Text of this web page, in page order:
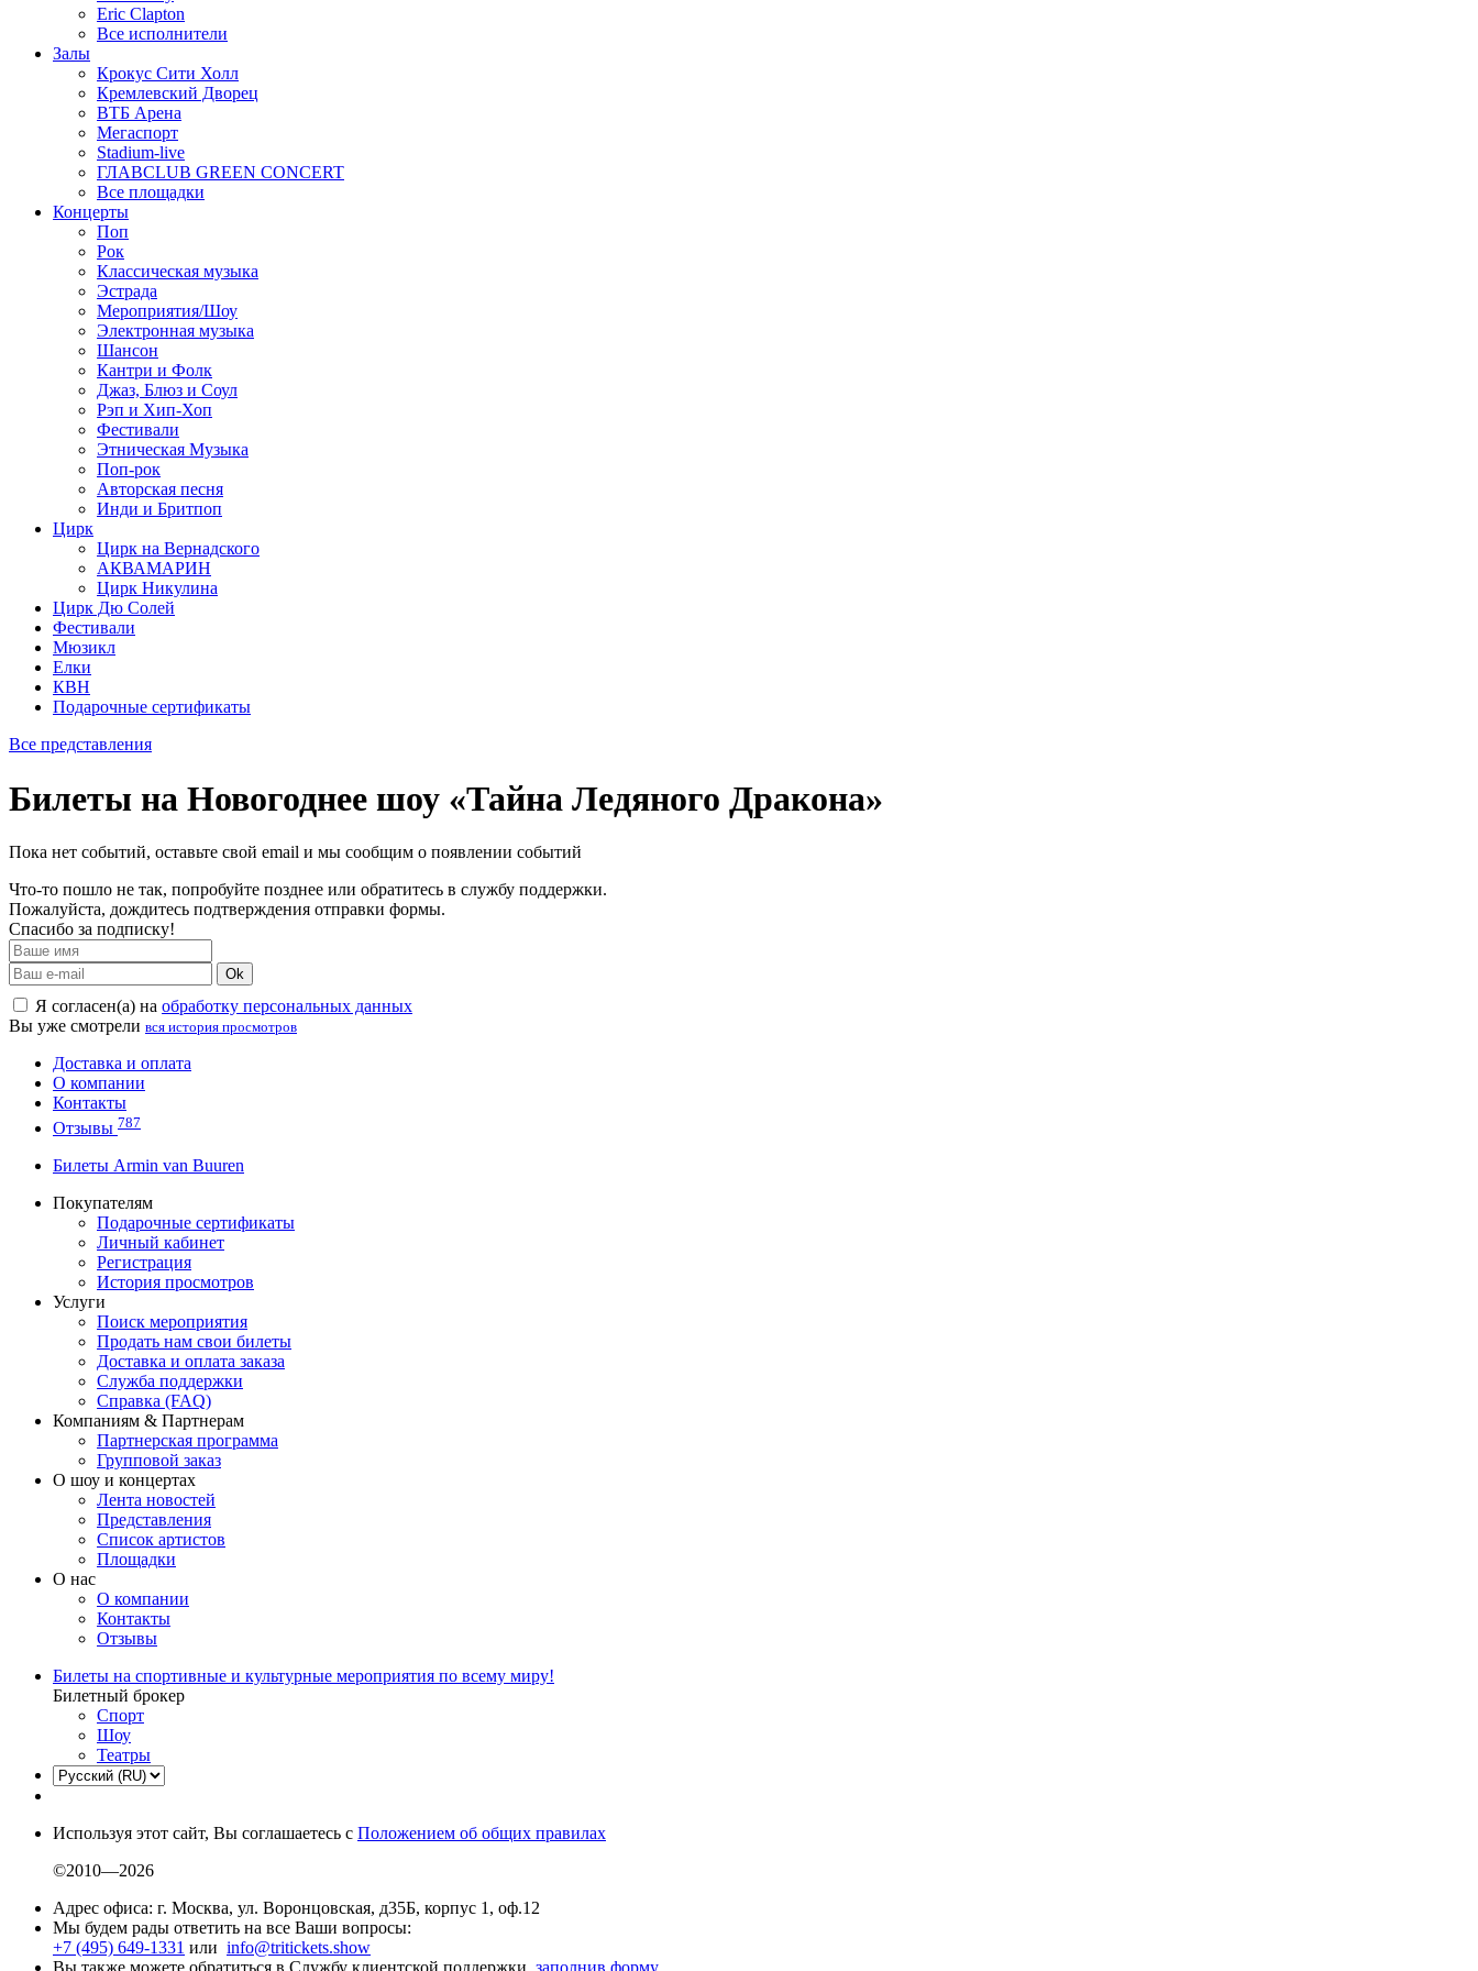
Eric Clapton
Все исполнители
Залы
Крокус Сити Холл
Кремлевский Дворец
ВТБ Арена
Мегаспорт
Stadium-live
ГЛАВCLUB GREEN CONCERT
Все площадки
Концерты
Поп
Рок
Классическая музыка
Эстрада
Мероприятия/Шоу
Электронная музыка
Шансон
Кантри и Фолк
Джаз, Блюз и Соул
Рэп и Хип-Хоп
Фестивали
Этническая Музыка
Поп-рок
Авторская песня
Инди и Бритпоп
Цирк
Цирк на Вернадского
АКВАМАРИН
Цирк Никулина
Цирк Дю Солей
Фестивали
Мюзикл
Елки
КВН
Подарочные сертификаты
Все представления
Билеты на Новогоднее шоу «Тайна Ледяного Дракона»
Пока нет событий, оставьте свой email и мы сообщим о появлении событий
Что-то пошло не так, попробуйте позднее или обратитесь в службу поддержки.
Пожалуйста, дождитесь подтверждения отправки формы.
Спасибо за подписку!
Ok
Я согласен(а) на обработку персональных данных
Вы уже смотрели вся история просмотров
Доставка и оплата
О компании
Контакты
Отзывы 787
Билеты Armin van Buuren
Покупателям
Подарочные сертификаты
Личный кабинет
Регистрация
История просмотров
Услуги
Поиск мероприятия
Продать нам свои билеты
Доставка и оплата заказа
Служба поддержки
Справка (FAQ)
Компаниям & Партнерам
Партнерская программа
Групповой заказ
О шоу и концертах
Лента новостей
Представления
Список артистов
Площадки
О нас
О компании
Контакты
Отзывы
Билеты на спортивные и культурные мероприятия по всему миру!
Билетный брокер
Спорт
Шоу
Театры
Используя этот сайт, Вы соглашаетесь с Положением об общих правилах
©2010—2026
Адрес офиса: г. Москва, ул. Воронцовская, д35Б, корпус 1, оф.12
Мы будем рады ответить на все Ваши вопросы:
+7 (495) 649-1331 или info@tritickets.show
Вы также можете обратиться в Службу клиентской поддержки, заполнив форму